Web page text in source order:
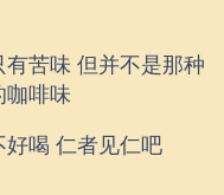
苦味 但并不是那种
咖啡味
喝 仁者见仁吧